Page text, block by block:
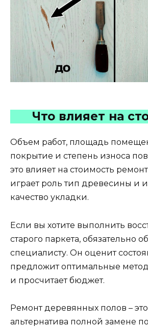
Что влияет на
Объем работ, площадь
покрытие и степень износа
это влияет на стоимость
играет роль тип древесины и
качество укладки.
Если вы хотите выполнить
старого паркета, обязательно
специалисту. Он оценит
предложит оптимальные
и просчитает бюджет.
Ремонт деревянных полов –
альтернатива полной замене